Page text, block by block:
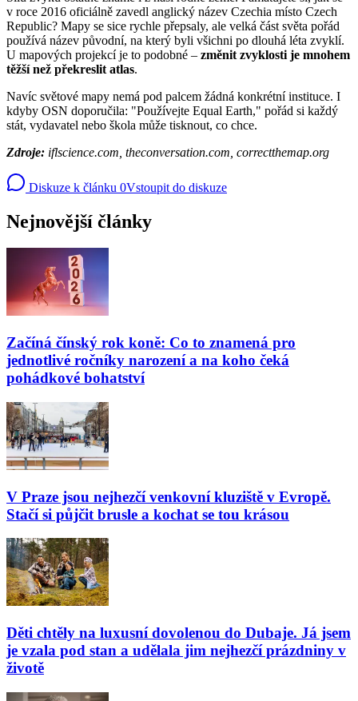
v roce 2016 oficiálně zavedl anglický název Czechia místo Czech
Republic? Mapy se sice rychle přepsaly, ale velká část světa pořád
používá název původní, na který byli všichni po dlouhá léta zvyklí.
U mapových projekcí je to podobné – změnit zvyklosti je mnohem
těžší než překreslit atlas.
Navíc světové mapy nemá pod palcem žádná konkrétní instituce. I
kdyby OSN doporučila: "Používejte Equal Earth," pořád si každý
stát, vydavatel nebo škola může tisknout, co chce.
Zdroje: iflscience.com, theconversation.com, correctthemap.org
Diskuze k článku 0Vstoupit do diskuze
Nejnovější články
Začíná čínský rok koně: Co to znamená pro
jednotlivé ročníky narození a na koho čeká
pohádkové bohatství
V Praze jsou nejhezčí venkovní kluziště v Evropě.
Stačí si půjčit brusle a kochat se tou krásou
Děti chtěly na luxusní dovolenou do Dubaje. Já jsem
je vzala pod stan a udělala jim nejhezčí prázdniny v
životě